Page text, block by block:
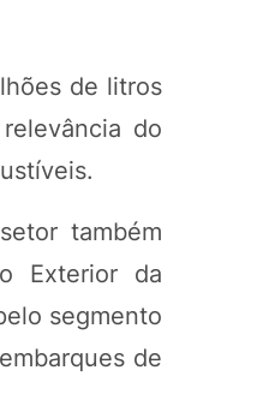
de litros
do
também
Exterior da
segmento
de